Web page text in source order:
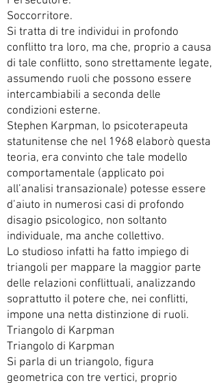
Soccorritore.
Si tratta di tre individui in profondo
conflitto tra loro, ma che, proprio a causa
di tale conflitto, sono strettamente legate,
assumendo ruoli che possono essere
intercambiabili a seconda delle
condizioni esterne.
Stephen Karpman, lo psicoterapeuta
statunitense che nel 1968 elaborò questa
teoria, era convinto che tale modello
comportamentale (applicato poi
all’analisi transazionale) potesse essere
d’aiuto in numerosi casi di profondo
disagio psicologico, non soltanto
individuale, ma anche collettivo.
Lo studioso infatti ha fatto impiego di
triangoli per mappare la maggior parte
delle relazioni conflittuali, analizzando
soprattutto il potere che, nei conflitti,
impone una netta distinzione di ruoli.
Triangolo di Karpman
Triangolo di Karpman
Si parla di un triangolo, figura
geometrica con tre vertici, proprio